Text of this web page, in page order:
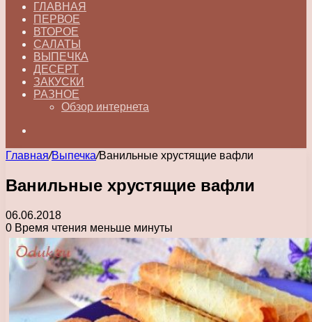
ГЛАВНАЯ
ПЕРВОЕ
ВТОРОЕ
САЛАТЫ
ВЫПЕЧКА
ДЕСЕРТ
ЗАКУСКИ
РАЗНОЕ
Обзор интернета
Главная/Выпечка/Ванильные хрустящие вафли
Ванильные хрустящие вафли
06.06.2018
0 Время чтения меньше минуты